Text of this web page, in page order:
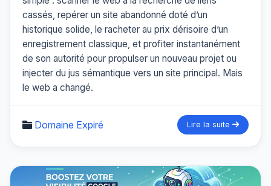
cassés, repérer un site abandonné doté d’un
historique solide, le racheter au prix dérisoire d’un
enregistrement classique, et profiter instantanément
de son autorité pour propulser un nouveau projet ou
injecter du jus sémantique vers un site principal. Mais
le web a changé.
Domaine Expiré Lire la suite